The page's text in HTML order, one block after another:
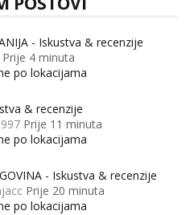
- Iskustva & recenzije
Prije 4 minuta
po lokacijama
& recenzije
Prije 11 minuta
po lokacijama
- Iskustva & recenzije
Prije 20 minuta
po lokacijama